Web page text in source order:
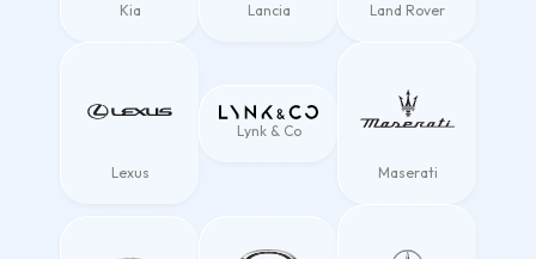
Kia Lancia Land Rover
Lexus
Lynk & Co
Maserati